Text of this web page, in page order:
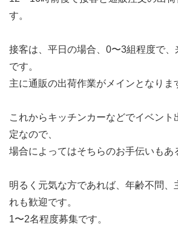
す。
接客は、平日の場合、0〜3組程度で
です。
主に通販の出荷作業がメインとなりま
これからキッチンカーなどでイベント
定なので、
場合によってはそちらのお手伝いもあ
明るく元気な方であれば、年齢不問、
れも歓迎です。
1〜2名程度募集です。